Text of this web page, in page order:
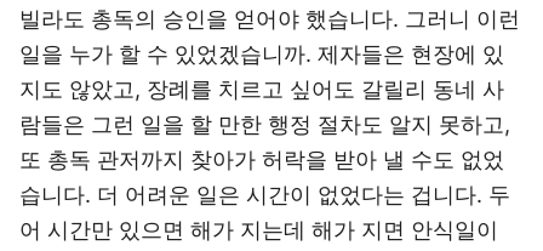
빌라도 총독의 승인을 얻어야 했습니다. 그러니 이런
일을 누가 할 수 있었겠습니까. 제자들은 현장에 있
지도 않았고, 장례를 치르고 싶어도 갈릴리 동네 사
람들은 그런 일을 할 만한 행정 절차도 알지 못하고,
또 총독 관저까지 찾아가 허락을 받아 낼 수도 없었
습니다. 더 어려운 일은 시간이 없었다는 겁니다. 두
어 시간만 있으면 해가 지는데 해가 지면 안식일이